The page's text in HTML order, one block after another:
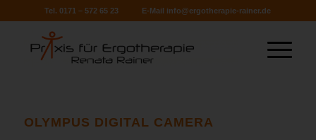
Tel. 0171 – 572 65 23 E-Mail info@ergotherapie-rainer.de
OLYMPUS DIGITAL CAMERA